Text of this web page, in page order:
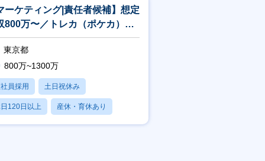
ーケティング|責任者候補】想定
800万〜／トレカ（ポケカ）な
事業を国内外に展開
東京都
800万~1300万
員採用 土日祝休み
120日以上 産休・育休あり
業20時間以内